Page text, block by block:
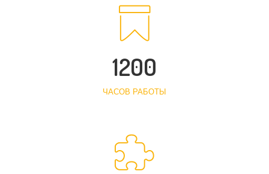
1200
ЧАСОВ РАБОТЫ